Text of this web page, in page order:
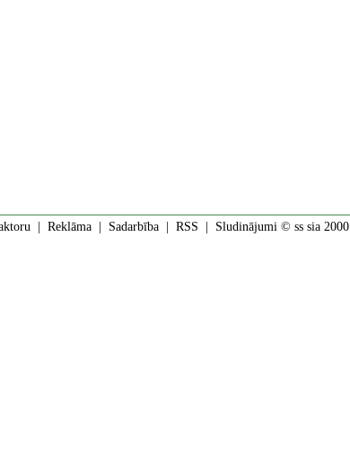
Reklāma Sadarbība RSS | Sludinājumi © ss sia 2000